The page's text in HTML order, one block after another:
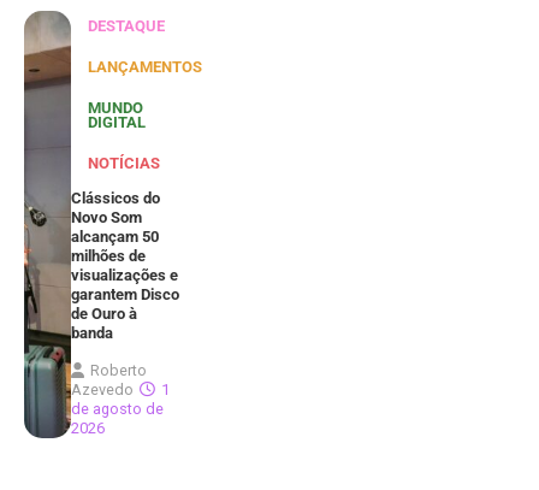
DESTAQUE
LANÇAMENTOS
MUNDO
DIGITAL
NOTÍCIAS
Clássicos do
Novo Som
alcançam 50
milhões de
visualizações e
garantem Disco
de Ouro à
banda
Roberto
Azevedo
1
de agosto de
2026